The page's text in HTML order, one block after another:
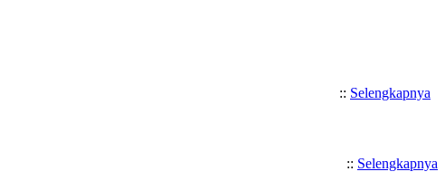
:: Selengkapnya
:: Selengkapnya